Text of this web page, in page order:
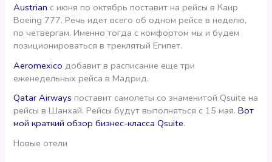
Austrian c июня по октябрь поставит на рейсы в Каир
Boeing 777. Речь идет всего об одном рейсе в неделю,
по четвергам. Именно тогда с комфортом мы и будем
позиционироваться в треклятый Египет.
Aeromexico добавит в расписание еще три
еженедельных рейса в Мадрид.
Qatar Airways поставит самолеты со знаменитой Qsuite на
рейсы в Шанхай. Рейсы будут выполняться с 15 мая.Вот
мой краткий обзор бизнес-класса Qsuite.
Новые отели